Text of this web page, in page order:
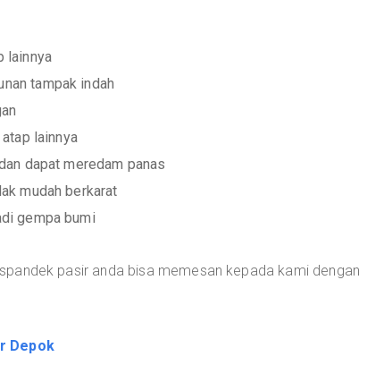
lainnya
tampak indah
lainnya
dapat meredam panas
mudah berkarat
gempa bumi
pasir anda bisa memesan kepada kami dengan
Depok